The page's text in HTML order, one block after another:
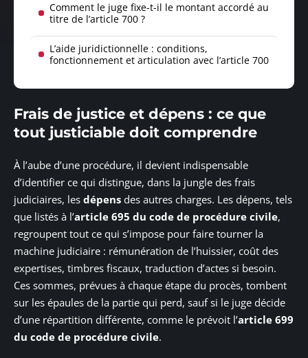
Comment le juge fixe-t-il le montant accordé au
titre de l’article 700 ?
L’aide juridictionnelle : conditions,
fonctionnement et articulation avec l’article 700
Frais de justice et dépens : ce que
tout justiciable doit comprendre
À l’aube d’une procédure, il devient indispensable
d’identifier ce qui distingue, dans la jungle des frais
judiciaires, les dépens des autres charges. Les dépens, tels
que listés à l’article 695 du code de procédure civile,
regroupent tout ce qui s’impose pour faire tourner la
machine judiciaire : rémunération de l’huissier, coût des
expertises, timbres fiscaux, traduction d’actes si besoin.
Ces sommes, prévues à chaque étape du procès, tombent
sur les épaules de la partie qui perd, sauf si le juge décide
d’une répartition différente, comme le prévoit l’article 699
du code de procédure civile.